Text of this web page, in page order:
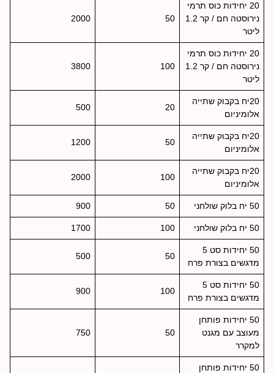
20 יחידות כוס תרמי
נירוסטה חם / קר 1.2
ליטר
50
2000
20 יחידות כוס תרמי
נירוסטה חם / קר 1.2
ליטר
100
3800
20יח בקבוק שתייה
אלומיניום
20
500
20יח בקבוק שתייה
אלומיניום
50
1200
20יח בקבוק שתייה
אלומיניום
100
2000
50 יח בלוק שולחני 50
900
50 יח בלוק שולחני 100
1700
50 יחידות סט 5
מדגשים בצורת פרח
50
500
50 יחידות סט 5
מדגשים בצורת פרח
100
900
50 יחידות פותחן
מעוצב עם מגנט
למקרר
50
750
50 יחידות פותחן